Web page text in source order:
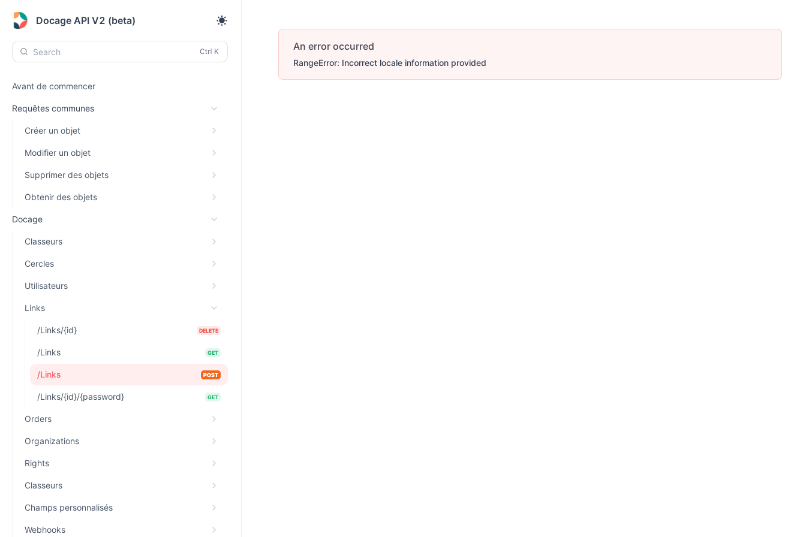
Docage API V2 (beta)
Search
Avant de commencer
Requêtes communes
Créer un objet
Modifier un objet
Supprimer des objets
Obtenir des objets
Docage
Classeurs
Cercles
Utilisateurs
Links
/Links/{id} DELETE
/Links GET
/Links POST
/Links/{id}/{password} GET
Orders
Organizations
Rights
Classeurs
Champs personnalisés
Webhooks
An error occurred
RangeError: Incorrect locale information provided